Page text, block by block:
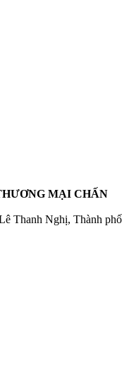
MẠI CHẤN
Thanh Nghị, Thành phố